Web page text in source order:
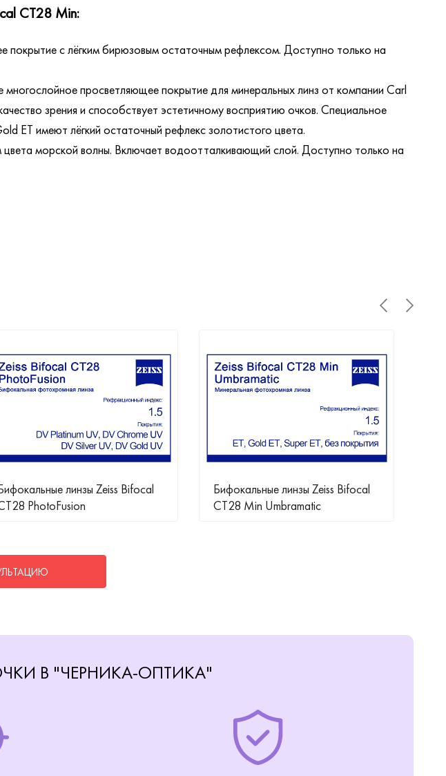
CT28 Min:
покрытие с лёгким бирюзовым остаточным рефлексом. Доступно только на
многослойное просветляющее покрытие для минеральных линз от компании Carl
зрения и способствует эстетичному восприятию очков. Специальное
ET имеют лёгкий остаточный рефлекс золотистого цвета.
морской волны. Включает водоотталкивающий слой. Доступно только на
линзы Zeiss Bifocal
PhotoFusion
Бифокальные линзы Zeiss Bifocal
CT28 Min Umbramatic
В "ЧЕРНИКА-ОПТИКА"